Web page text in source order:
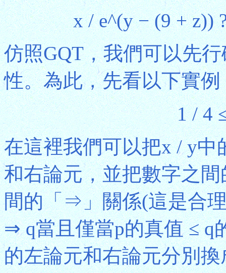
x / e^(y − (9 +
仿照GQT，我們可以先
性。為此，先看以下實例
1 / 4
在這裡我們可以把x / y
和右論元，並把數字之
間的「⇒」關係(這是合
⇒ q當且僅當p的真值 ≤ q
的左論元和右論元分別